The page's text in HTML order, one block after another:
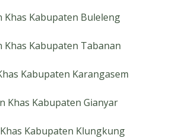
Khas Kabupaten Buleleng
Khas Kabupaten Tabanan
Kabupaten Karangasem
Khas Kabupaten Gianyar
Kabupaten Klungkung